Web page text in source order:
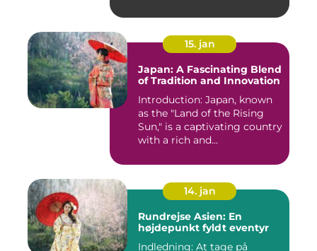
15. jan
Japan: A Fascinating Blend
of Tradition and Innovation
Introduction: Japan, known
as the "Land of the Rising
Sun," is a captivating country
with a rich and...
14. jan
Rundrejse Asien: En
højdepunkt fyldt eventyr
Indledning: At tage på